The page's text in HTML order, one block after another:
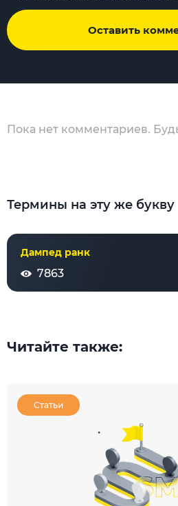
Оставить
Пока нет комментариев.
Термины на эту же букву
Дампед ранк
7863
Читайте также:
Статьи